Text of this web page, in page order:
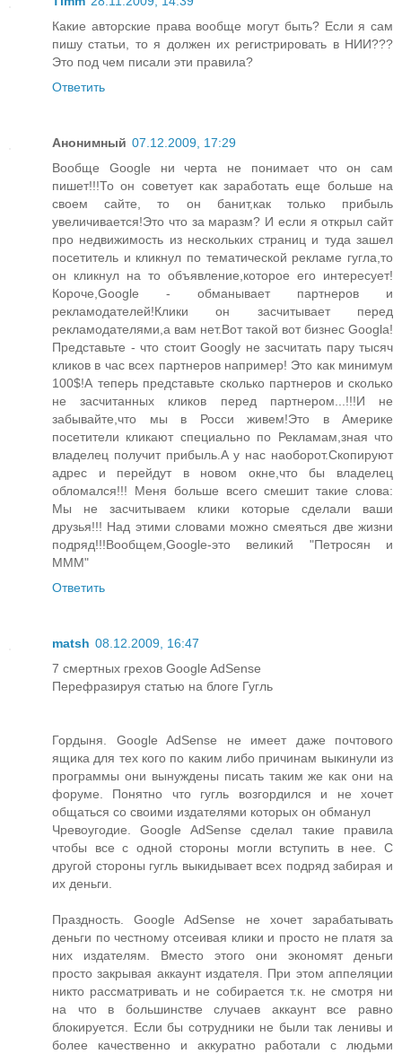
Какие авторские права вообще могут быть? Если я сам
пишу статьи, то я должен их регистрировать в НИИ???
Это под чем писали эти правила?
Ответить
Анонимный 07.12.2009, 17:29
Вообще Google ни черта не понимает что он сам
пишет!!!То он советует как заработать еще больше на
своем сайте, то он банит,как только прибыль
увеличивается!Это что за маразм? И если я открыл сайт
про недвижимость из нескольких страниц и туда зашел
посетитель и кликнул по тематической рекламе гугла,то
он кликнул на то объявление,которое его интересует!
Короче,Google - обманывает партнеров и
рекламодателей!Клики он засчитывает перед
рекламодателями,а вам нет.Вот такой вот бизнес Googla!
Представьте - что стоит Googly не засчитать пару тысяч
кликов в час всех партнеров например! Это как минимум
100$!А теперь представьте сколько партнеров и сколько
не засчитанных кликов перед партнером...!!!И не
забывайте,что мы в Росси живем!Это в Америке
посетители кликают специально по Рекламам,зная что
владелец получит прибыль.А у нас наоборот.Скопируют
адрес и перейдут в новом окне,что бы владелец
обломался!!! Меня больше всего смешит такие слова:
Мы не засчитываем клики которые сделали ваши
друзья!!! Над этими словами можно смеяться две жизни
подряд!!!Вообщем,Google-это великий "Петросян и
МММ"
Ответить
matsh 08.12.2009, 16:47
7 смертных грехов Google AdSense
Перефразируя статью на блоге Гугль
Гордыня. Google AdSense не имеет даже почтового
ящика для тех кого по каким либо причинам выкинули из
программы они вынуждены писать таким же как они на
форуме. Понятно что гугль возгордился и не хочет
общаться со своими издателями которых он обманул
Чревоугодие. Google AdSense сделал такие правила
чтобы все с одной стороны могли вступить в нее. С
другой стороны гугль выкидывает всех подряд забирая и
их деньги.
Праздность. Google AdSense не хочет зарабатывать
деньги по честному отсеивая клики и просто не платя за
них издателям. Вместо этого они экономят деньги
просто закрывая аккаунт издателя. При этом аппеляции
никто рассматривать и не собирается т.к. не смотря ни
на что в большинстве случаев аккаунт все равно
блокируется. Если бы сотрудники не были так ленивы и
более качественно и аккуратно работали с людьми